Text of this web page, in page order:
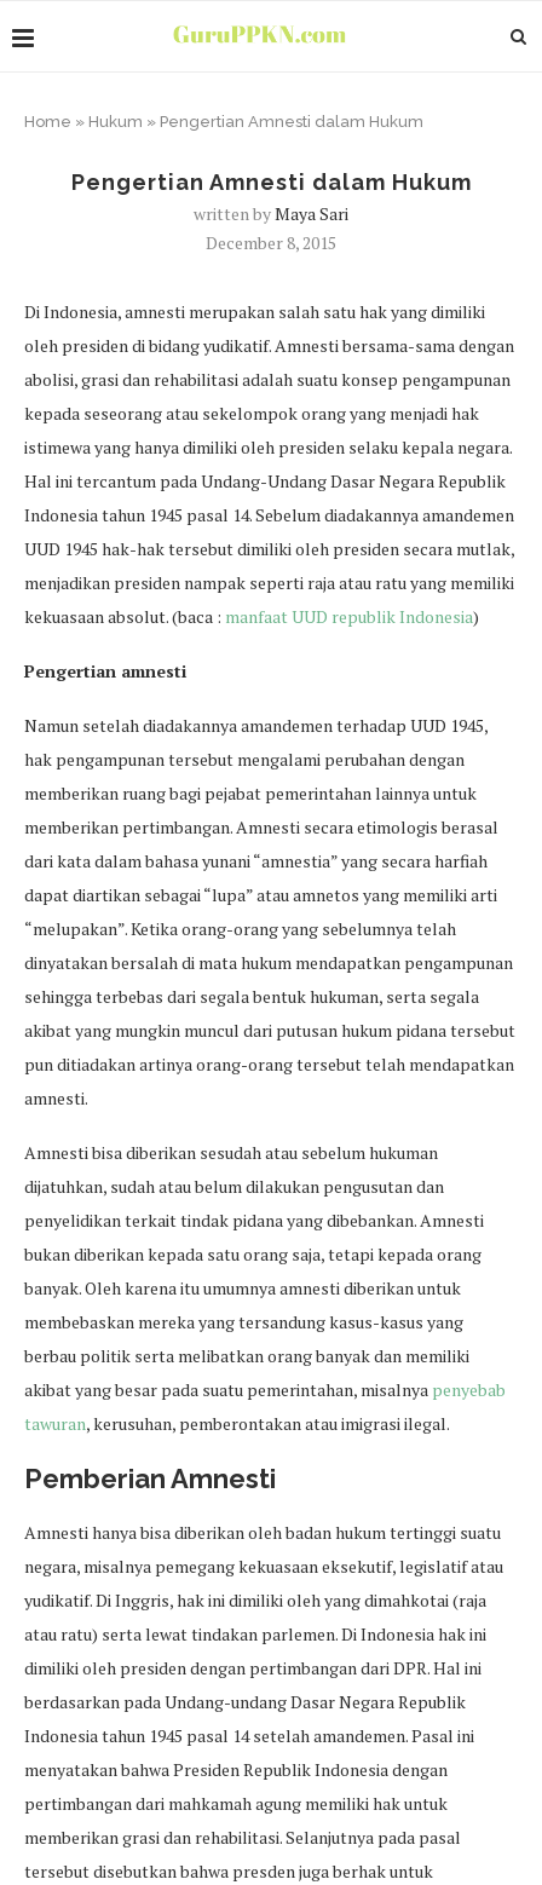
Home » Hukum » Pengertian Amnesti dalam Hukum
Pengertian Amnesti dalam Hukum
written byMaya Sari
December 8, 2015
Di Indonesia, amnesti merupakan salah satu hak yang dimiliki
oleh presiden di bidang yudikatif. Amnesti bersama-sama dengan
abolisi, grasi dan rehabilitasi adalah suatu konsep pengampunan
kepada seseorang atau sekelompok orang yang menjadi hak
istimewa yang hanya dimiliki oleh presiden selaku kepala negara.
Hal ini tercantum pada Undang-Undang Dasar Negara Republik
Indonesia tahun 1945 pasal 14. Sebelum diadakannya amandemen
UUD 1945 hak-hak tersebut dimiliki oleh presiden secara mutlak,
menjadikan presiden nampak seperti raja atau ratu yang memiliki
kekuasaan absolut. (baca : manfaat UUD republik Indonesia)
Pengertian amnesti
Namun setelah diadakannya amandemen terhadap UUD 1945,
hak pengampunan tersebut mengalami perubahan dengan
memberikan ruang bagi pejabat pemerintahan lainnya untuk
memberikan pertimbangan. Amnesti secara etimologis berasal
dari kata dalam bahasa yunani “amnestia” yang secara harfiah
dapat diartikan sebagai “lupa” atau amnetos yang memiliki arti
“melupakan”. Ketika orang-orang yang sebelumnya telah
dinyatakan bersalah di mata hukum mendapatkan pengampunan
sehingga terbebas dari segala bentuk hukuman, serta segala
akibat yang mungkin muncul dari putusan hukum pidana tersebut
pun ditiadakan artinya orang-orang tersebut telah mendapatkan
amnesti.
Amnesti bisa diberikan sesudah atau sebelum hukuman
dijatuhkan, sudah atau belum dilakukan pengusutan dan
penyelidikan terkait tindak pidana yang dibebankan. Amnesti
bukan diberikan kepada satu orang saja, tetapi kepada orang
banyak. Oleh karena itu umumnya amnesti diberikan untuk
membebaskan mereka yang tersandung kasus-kasus yang
berbau politik serta melibatkan orang banyak dan memiliki
akibat yang besar pada suatu pemerintahan, misalnya penyebab
tawuran, kerusuhan, pemberontakan atau imigrasi ilegal.
Pemberian Amnesti
Amnesti hanya bisa diberikan oleh badan hukum tertinggi suatu
negara, misalnya pemegang kekuasaan eksekutif, legislatif atau
yudikatif. Di Inggris, hak ini dimiliki oleh yang dimahkotai (raja
atau ratu) serta lewat tindakan parlemen. Di Indonesia hak ini
dimiliki oleh presiden dengan pertimbangan dari DPR. Hal ini
berdasarkan pada Undang-undang Dasar Negara Republik
Indonesia tahun 1945 pasal 14 setelah amandemen. Pasal ini
menyatakan bahwa Presiden Republik Indonesia dengan
pertimbangan dari mahkamah agung memiliki hak untuk
memberikan grasi dan rehabilitasi. Selanjutnya pada pasal
tersebut disebutkan bahwa presden juga berhak untuk